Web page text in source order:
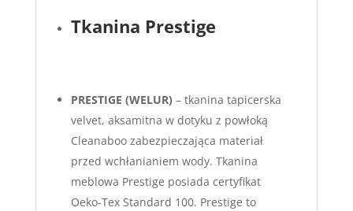
Tkanina Prestige
PRESTIGE (WELUR) – tkanina tapicerska
velvet, aksamitna w dotyku z powłoką
Cleanaboo zabezpieczająca materiał
przed wchłanianiem wody. Tkanina
meblowa Prestige posiada certyfikat
Oeko-Tex Standard 100. Prestige to